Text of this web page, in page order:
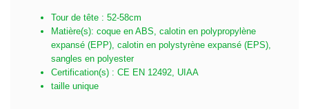
Tour de tête : 52-58cm
Matière(s): coque en ABS, calotin en polypropylène
expansé (EPP), calotin en polystyrène expansé (EPS),
sangles en polyester
Certification(s) : CE EN 12492, UIAA
taille unique